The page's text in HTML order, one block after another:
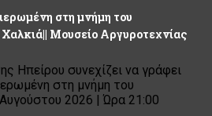
στη μνήμη του
Μουσείο Αργυροτεχνίας
Ηπείρου συνεχίζει να γράφει
στη μνήμη του
2026 | Ώρα 21:00